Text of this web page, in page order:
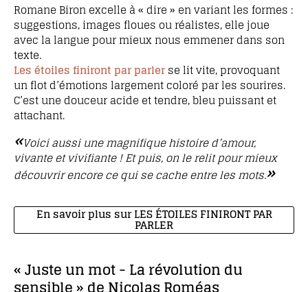
Romane Biron excelle à « dire » en variant les formes :
suggestions, images floues ou réalistes, elle joue
avec la langue pour mieux nous emmener dans son
texte.
Les étoiles finiront par parlerse lit vite, provoquant
un flot d’émotions largement coloré par les sourires.
C’est une douceur acide et tendre, bleu puissant et
attachant.
«Voici aussi une magnifique histoire d’amour,
vivante et vivifiante ! Et puis, on le relit pour mieux
découvrir encore ce qui se cache entre les mots.»
En savoir plus sur LES ÉTOILES FINIRONT PAR
PARLER
« Juste un mot - La révolution du